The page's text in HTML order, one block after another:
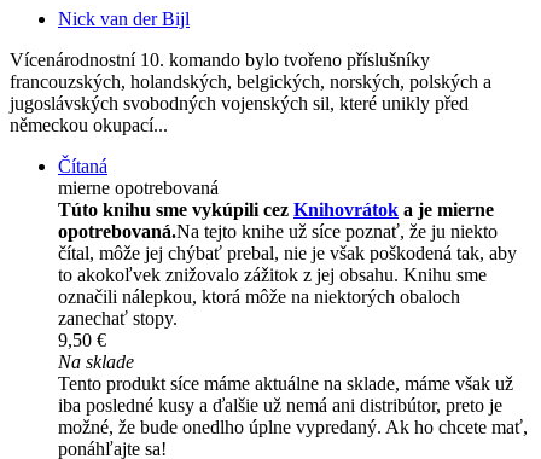
Nick van der Bijl
Vícenárodnostní 10. komando bylo tvořeno příslušníky
francouzských, holandských, belgických, norských, polských a
jugoslávských svobodných vojenských sil, které unikly před
německou okupací...
Čítaná
mierne opotrebovaná
Túto knihu sme vykúpili cez Knihovrátok a je mierne
opotrebovaná.Na tejto knihe už síce poznať, že ju niekto
čítal, môže jej chýbať prebal, nie je však poškodená tak, aby
to akokoľvek znižovalo zážitok z jej obsahu. Knihu sme
označili nálepkou, ktorá môže na niektorých obaloch
zanechať stopy.
9,50 €
Na sklade
Tento produkt síce máme aktuálne na sklade, máme však už
iba posledné kusy a ďalšie už nemá ani distribútor, preto je
možné, že bude onedlho úplne vypredaný. Ak ho chcete mať,
ponáhľajte sa!